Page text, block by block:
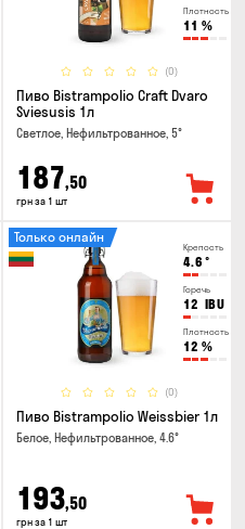
Плотность
11 %
(0)
Пиво Bistrampolio Craft Dvaro
Sviesusis 1л
Светлое, Нефильтрованное, 5°
187,50
грн за 1 шт
Крепость
4.6 °
Горечь
12 IBU
Плотность
12 %
(0)
Только онлайн
Пиво Bistrampolio Weissbier 1л
Белое, Нефильтрованное, 4.6°
193,50
грн за 1 шт